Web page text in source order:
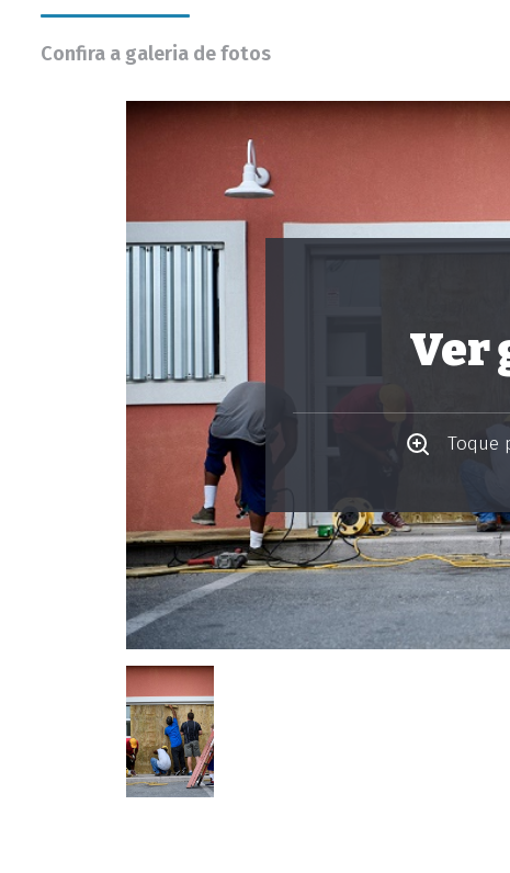
Confira a galeria de fotos
Ver
Toque